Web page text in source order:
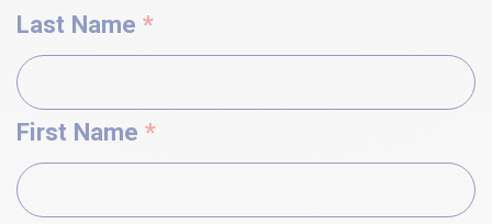
Last Name *
First Name *